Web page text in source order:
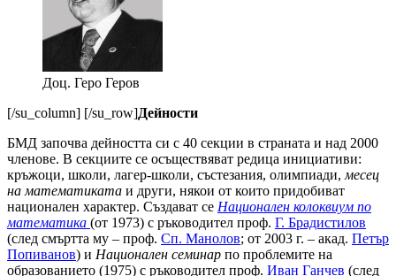
Доц. Геро Геров
[/su_column] [/su_row]Дейности
БМД започва дейността си с 40 секции в страната и над 2000
членове. В секциите се осъществяват редица инициативи:
кръжоци, школи, лагер-школи, състезания, олимпиади, месец
на математиката и други, някои от които придобиват
национален характер. Създават се Национален колоквиум по
математика (от 1973) с ръководител проф. Г. Брадистилов
(след смъртта му – проф. Сп. Манолов; от 2003 г. – акад. Петър
Попиванов) и Национален семинар по проблемите на
образованието (1975) с ръководител проф. Иван Ганчев (след